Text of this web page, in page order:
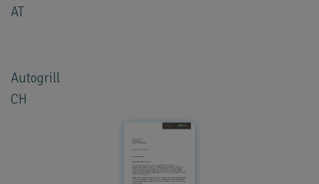
AT
Autogrill
CH